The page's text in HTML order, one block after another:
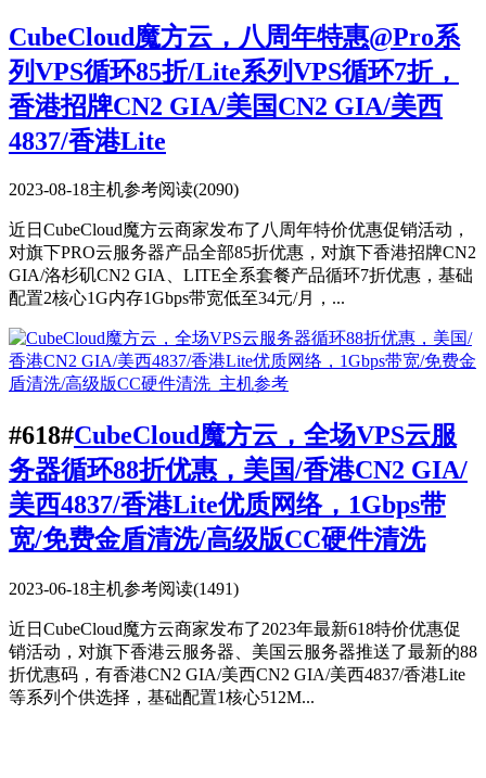
CubeCloud魔方云，八周年特惠@Pro系
列VPS循环85折/Lite系列VPS循环7折，
香港招牌CN2 GIA/美国CN2 GIA/美西
4837/香港Lite
2023-08-18主机参考阅读(2090)
近日CubeCloud魔方云商家发布了八周年特价优惠促销活动，
对旗下PRO云服务器产品全部85折优惠，对旗下香港招牌CN2
GIA/洛杉矶CN2 GIA、LITE全系套餐产品循环7折优惠，基础
配置2核心1G内存1Gbps带宽低至34元/月，...
#618#CubeCloud魔方云，全场VPS云服
务器循环88折优惠，美国/香港CN2 GIA/
美西4837/香港Lite优质网络，1Gbps带
宽/免费金盾清洗/高级版CC硬件清洗
2023-06-18主机参考阅读(1491)
近日CubeCloud魔方云商家发布了2023年最新618特价优惠促
销活动，对旗下香港云服务器、美国云服务器推送了最新的88
折优惠码，有香港CN2 GIA/美西CN2 GIA/美西4837/香港Lite
等系列个供选择，基础配置1核心512M...